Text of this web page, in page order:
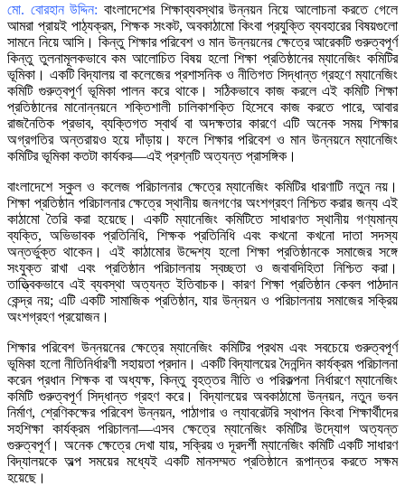
মো. বোরহান উদ্দিন: বাংলাদেশের শিক্ষাব্যবস্থার উন্নয়ন নিয়ে আলোচনা করতে গেলে
আমরা প্রায়ই পাঠ্যক্রম, শিক্ষক সংকট, অবকাঠামো কিংবা প্রযুক্তি ব্যবহারের বিষয়গুলো
সামনে নিয়ে আসি। কিন্তু শিক্ষার পরিবেশ ও মান উন্নয়নের ক্ষেত্রে আরেকটি গুরুত্বপূর্ণ
কিন্তু তুলনামূলকভাবে কম আলোচিত বিষয় হলো শিক্ষা প্রতিষ্ঠানের ম্যানেজিং কমিটির
ভূমিকা। একটি বিদ্যালয় বা কলেজের প্রশাসনিক ও নীতিগত সিদ্ধান্ত গ্রহণে ম্যানেজিং
কমিটি গুরুত্বপূর্ণ ভূমিকা পালন করে থাকে। সঠিকভাবে কাজ করলে এই কমিটি শিক্ষা
প্রতিষ্ঠানের মানোন্নয়নে শক্তিশালী চালিকাশক্তি হিসেবে কাজ করতে পারে, আবার
রাজনৈতিক প্রভাব, ব্যক্তিগত স্বার্থ বা অদক্ষতার কারণে এটি অনেক সময় শিক্ষার
অগ্রগতির অন্তরায়ও হয়ে দাঁড়ায়। ফলে শিক্ষার পরিবেশ ও মান উন্নয়নে ম্যানেজিং
কমিটির ভূমিকা কতটা কার্যকর—এই প্রশ্নটি অত্যন্ত প্রাসঙ্গিক।
বাংলাদেশে স্কুল ও কলেজ পরিচালনার ক্ষেত্রে ম্যানেজিং কমিটির ধারণাটি নতুন নয়।
শিক্ষা প্রতিষ্ঠান পরিচালনার ক্ষেত্রে স্থানীয় জনগণের অংশগ্রহণ নিশ্চিত করার জন্য এই
কাঠামো তৈরি করা হয়েছে। একটি ম্যানেজিং কমিটিতে সাধারণত স্থানীয় গণ্যমান্য
ব্যক্তি, অভিভাবক প্রতিনিধি, শিক্ষক প্রতিনিধি এবং কখনো কখনো দাতা সদস্য
অন্তর্ভুক্ত থাকেন। এই কাঠামোর উদ্দেশ্য হলো শিক্ষা প্রতিষ্ঠানকে সমাজের সঙ্গে
সংযুক্ত রাখা এবং প্রতিষ্ঠান পরিচালনায় স্বচ্ছতা ও জবাবদিহিতা নিশ্চিত করা।
তাত্ত্বিকভাবে এই ব্যবস্থা অত্যন্ত ইতিবাচক। কারণ শিক্ষা প্রতিষ্ঠান কেবল পাঠদান
কেন্দ্র নয়; এটি একটি সামাজিক প্রতিষ্ঠান, যার উন্নয়ন ও পরিচালনায় সমাজের সক্রিয়
অংশগ্রহণ প্রয়োজন।
শিক্ষার পরিবেশ উন্নয়নের ক্ষেত্রে ম্যানেজিং কমিটির প্রথম এবং সবচেয়ে গুরুত্বপূর্ণ
ভূমিকা হলো নীতিনির্ধারণী সহায়তা প্রদান। একটি বিদ্যালয়ের দৈনন্দিন কার্যক্রম পরিচালনা
করেন প্রধান শিক্ষক বা অধ্যক্ষ, কিন্তু বৃহত্তর নীতি ও পরিকল্পনা নির্ধারণে ম্যানেজিং
কমিটি গুরুত্বপূর্ণ সিদ্ধান্ত গ্রহণ করে। বিদ্যালয়ের অবকাঠামো উন্নয়ন, নতুন ভবন
নির্মাণ, শ্রেণিকক্ষের পরিবেশ উন্নয়ন, পাঠাগার ও ল্যাবরেটরি স্থাপন কিংবা শিক্ষার্থীদের
সহশিক্ষা কার্যক্রম পরিচালনা—এসব ক্ষেত্রে ম্যানেজিং কমিটির উদ্যোগ অত্যন্ত
গুরুত্বপূর্ণ। অনেক ক্ষেত্রে দেখা যায়, সক্রিয় ও দূরদর্শী ম্যানেজিং কমিটি একটি সাধারণ
বিদ্যালয়কে অল্প সময়ের মধ্যেই একটি মানসম্মত প্রতিষ্ঠানে রূপান্তর করতে সক্ষম
হয়েছে।